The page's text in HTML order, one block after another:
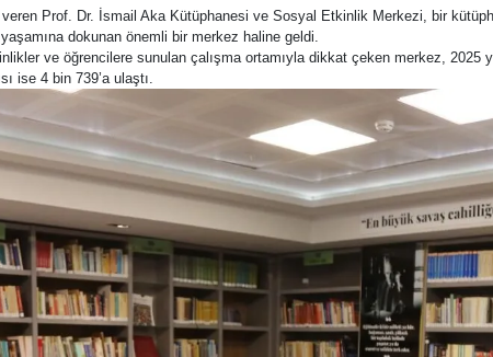
Prof. Dr. İsmail Aka Kütüphanesi ve Sosyal Etkinlik Merkezi, bir
dokunan önemli bir merkez haline geldi.
ve öğrencilere sunulan çalışma ortamıyla dikkat çeken merkez, 2025
ise 4 bin 739’a ulaştı.